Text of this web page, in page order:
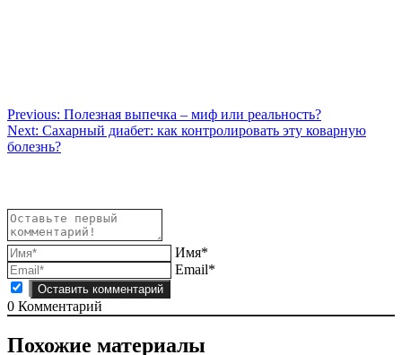
Навигация
по
Previous: Полезная выпечка – миф или реальность?
Next: Сахарный диабет: как контролировать эту коварную
болезнь?
Имя*
Email*
0 Комментарий
Похожие материалы